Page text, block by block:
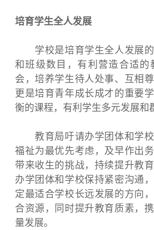
培育学生全人发展
学校是培育学生全人发展的
和班级数目，有利营造合适
会，培养学生待人处事、互相
更是培育青年成长成才的重要
衡的课程，有利学生多元发展和
教育局吁请办学团体和学校
福祉为最优先考虑，及早作出
带来收生的挑战，持续提升教
办学团体和学校保持紧密沟通
定最适合学校长远发展的方向
合资源，同时提升教育质素，
量发展。